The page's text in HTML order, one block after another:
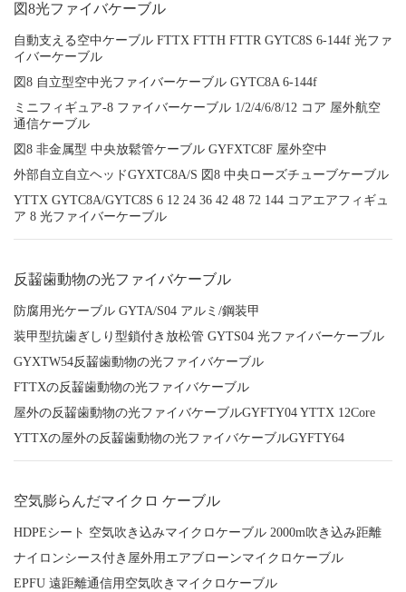
図8光ファイバケーブル
自動支える空中ケーブル FTTX FTTH FTTR GYTC8S 6-144f 光ファ
イバーケーブル
図8 自立型空中光ファイバーケーブル GYTC8A 6-144f
ミニフィギュア-8 ファイバーケーブル 1/2/4/6/8/12 コア 屋外航空
通信ケーブル
図8 非金属型 中央放鬆管ケーブル GYFXTC8F 屋外空中
外部自立自立ヘッドGYXTC8A/S 図8 中央ローズチューブケーブル
YTTX GYTC8A/GYTC8S 6 12 24 36 42 48 72 144 コアエアフィギュ
ア 8 光ファイバーケーブル
反齧歯動物の光ファイバケーブル
防腐用光ケーブル GYTA/S04 アルミ/鋼装甲
装甲型抗歯ぎしり型鎖付き放松管 GYTS04 光ファイバーケーブル
GYXTW54反齧歯動物の光ファイバケーブル
FTTXの反齧歯動物の光ファイバケーブル
屋外の反齧歯動物の光ファイバケーブルGYFTY04 YTTX 12Core
YTTXの屋外の反齧歯動物の光ファイバケーブルGYFTY64
空気膨らんだマイクロ ケーブル
HDPEシート 空気吹き込みマイクロケーブル 2000m吹き込み距離
ナイロンシース付き屋外用エアブローンマイクロケーブル
EPFU 遠距離通信用空気吹きマイクロケーブル